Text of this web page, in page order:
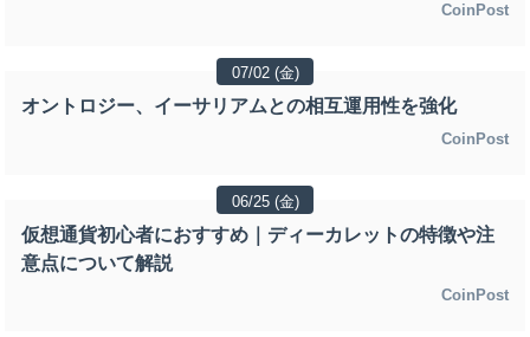
CoinPost
07/02 (金)
オントロジー、イーサリアムとの相互運用性を強化
CoinPost
06/25 (金)
仮想通貨初心者におすすめ｜ディーカレットの特徴や注
意点について解説
CoinPost